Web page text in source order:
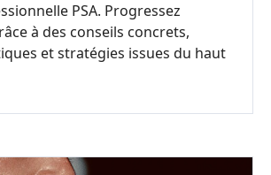
PSA. Progressez
à des conseils concrets,
et stratégies issues du haut